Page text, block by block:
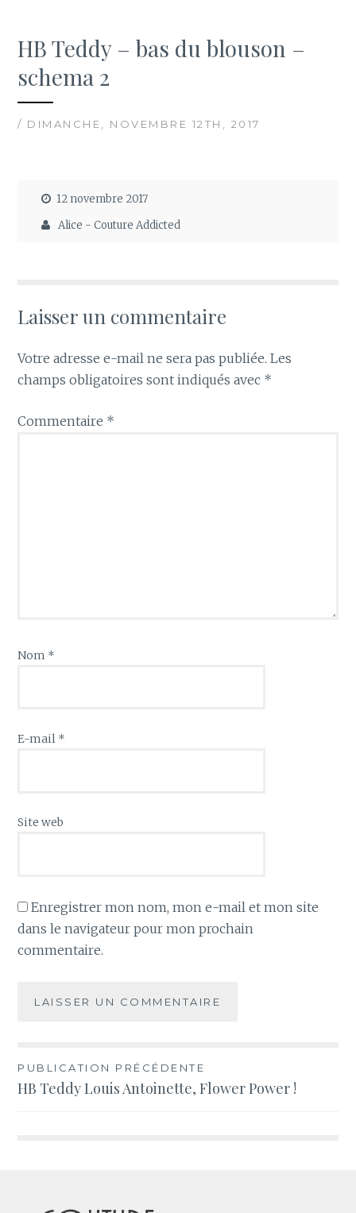
HB Teddy – bas du blouson –
schema 2
/ DIMANCHE, NOVEMBRE 12TH, 2017
12 novembre 2017
Alice - Couture Addicted
Laisser un commentaire
Votre adresse e-mail ne sera pas publiée. Les
champs obligatoires sont indiqués avec *
Commentaire *
Nom *
E-mail *
Site web
Enregistrer mon nom, mon e-mail et mon site
dans le navigateur pour mon prochain
commentaire.
Navigation
de
PUBLICATION PRÉCÉDENTE
HB Teddy Louis Antoinette, Flower Power !